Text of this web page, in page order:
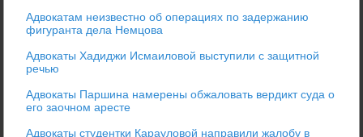
Адвокатам неизвестно об операциях по задержанию
фигуранта дела Немцова
Адвокаты Хадиджи Исмаиловой выступили с защитной
речью
Адвокаты Паршина намерены обжаловать вердикт суда о
его заочном аресте
Адвокаты студентки Карауловой направили жалобу в